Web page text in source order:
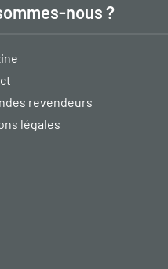
nous ?
revendeurs
légales